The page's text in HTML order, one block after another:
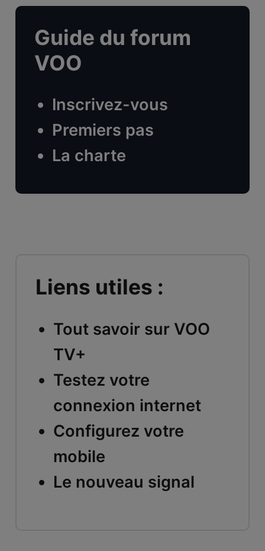
Guide du forum
VOO
Inscrivez-vous
Premiers pas
La charte
Liens utiles :
Tout savoir sur VOO
TV+
Testez votre
connexion internet
Configurez votre
mobile
Le nouveau signal